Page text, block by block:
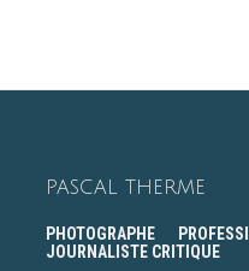
PASCAL THERME
PHOTOGRAPHE
JOURNALISTE CRITIQUE